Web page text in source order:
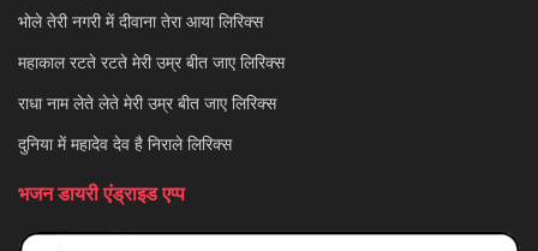
भोले तेरी नगरी में दीवाना तेरा आया लिरिक्स
महाकाल रटते रटते मेरी उम्र बीत जाए लिरिक्स
राधा नाम लेते लेते मेरी उम्र बीत जाए लिरिक्स
दुनिया में महादेव देव है निराले लिरिक्स
भजन डायरी एंड्राइड एप्प